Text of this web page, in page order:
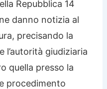
Repubblica 14
danno notizia al
precisando la
l’autorità giudiziaria
quella presso la
procedimento